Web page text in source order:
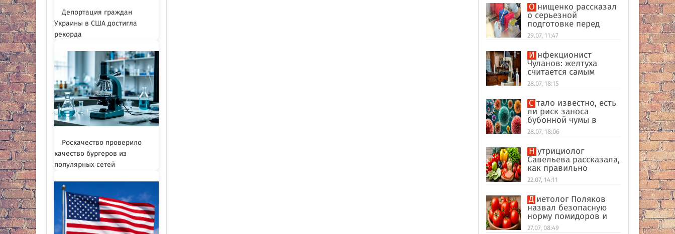
Депортация граждан
Украины в США достигла
рекорда
Роскачество проверило
качество бургеров из
популярных сетей
Онищенко рассказал
о серьезной
подготовке перед
отпуском в
экзотические страны
29.07, 11:47
Инфекционист
Чуланов: желтуха
считается самым
главным признаком
гепатита
28.07, 18:15
Стало известно, есть
ли риск заноса
бубонной чумы в
Россию
28.07, 18:06
Нутрициолог
Савельева рассказала,
как правильно
формировать
пищевые привычки
22.07, 14:11
Диетолог Поляков
назвал безопасную
норму помидоров и
огурцов
27.07, 08:49